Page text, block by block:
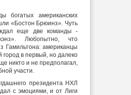
американских
«Бостон Брюинз». Чуть
еще две команды -
Любопытно, что
Гамильтона: американцы
город в первый, но далеко
никто и не предполагал,
участи.
президента НХЛ
с эмоциями, и от Лиги